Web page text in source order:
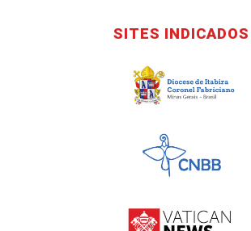
SITES INDICADOS